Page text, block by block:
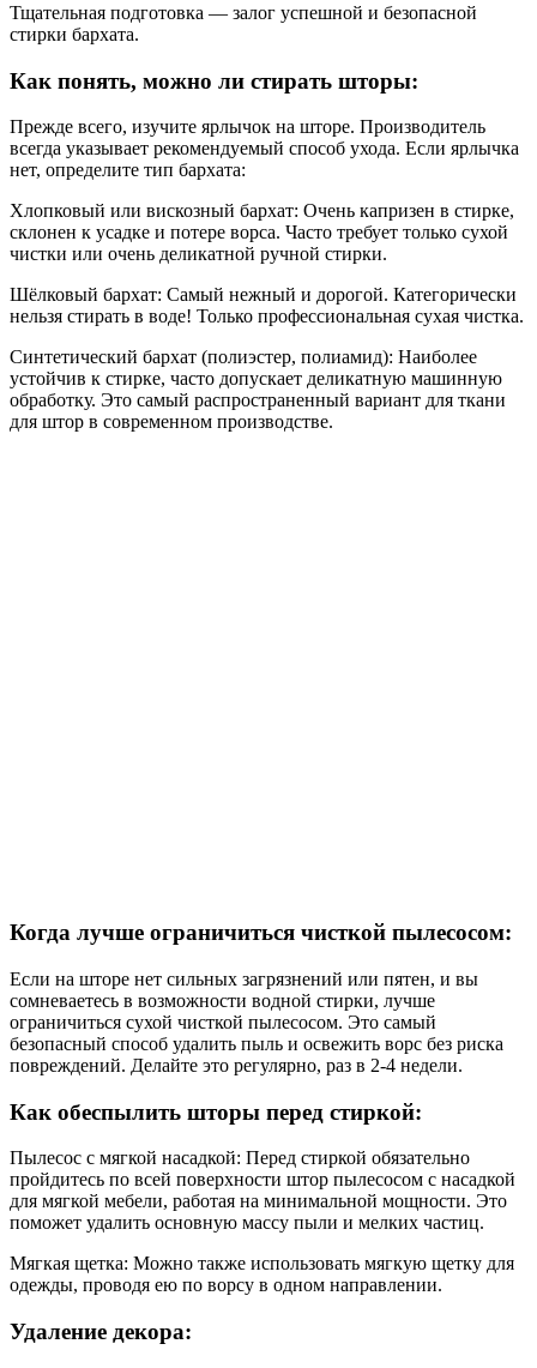
Тщательная подготовка — залог успешной и безопасной
стирки бархата.
Как понять, можно ли стирать шторы:
Прежде всего, изучите ярлычок на шторе. Производитель
всегда указывает рекомендуемый способ ухода. Если ярлычка
нет, определите тип бархата:
Хлопковый или вискозный бархат: Очень капризен в стирке,
склонен к усадке и потере ворса. Часто требует только сухой
чистки или очень деликатной ручной стирки.
Шёлковый бархат: Самый нежный и дорогой. Категорически
нельзя стирать в воде! Только профессиональная сухая чистка.
Синтетический бархат (полиэстер, полиамид): Наиболее
устойчив к стирке, часто допускает деликатную машинную
обработку. Это самый распространенный вариант для ткани
для штор в современном производстве.
Когда лучше ограничиться чисткой пылесосом:
Если на шторе нет сильных загрязнений или пятен, и вы
сомневаетесь в возможности водной стирки, лучше
ограничиться сухой чисткой пылесосом. Это самый
безопасный способ удалить пыль и освежить ворс без риска
повреждений. Делайте это регулярно, раз в 2-4 недели.
Как обеспылить шторы перед стиркой:
Пылесос с мягкой насадкой: Перед стиркой обязательно
пройдитесь по всей поверхности штор пылесосом с насадкой
для мягкой мебели, работая на минимальной мощности. Это
поможет удалить основную массу пыли и мелких частиц.
Мягкая щетка: Можно также использовать мягкую щетку для
одежды, проводя ею по ворсу в одном направлении.
Удаление декора: